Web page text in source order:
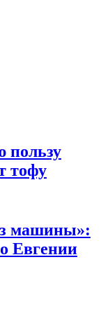
пользу
тофу
машины»:
Евгении